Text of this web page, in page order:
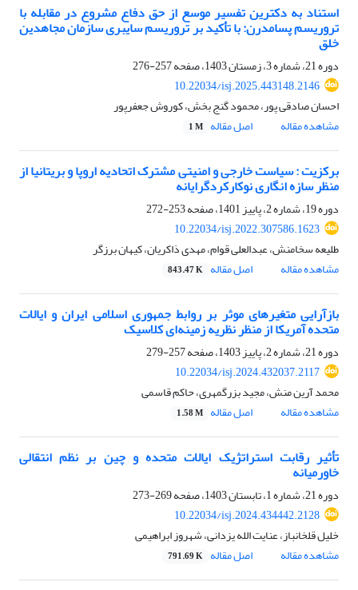
استناد به دکترین تفسیر موسع از حق دفاع مشروع در مقابله با
تروریسم پسامدرن: با تأکید بر تروریسم سایبری سازمان مجاهدین
خلق
دوره 21، شماره 3، زمستان 1403، صفحه
257-276
10.22034/isj.2025.443148.2146
احسان صادقی پور، محمود گنج بخش، کوروش جعفرپور
مشاهده مقاله
اصل مقاله 1 M
برکزیت : سیاست خارجی و امنیتی مشترک اتحادیه اروپا و بریتانیا از
منظر سازه انگاری نوکارکردگرایانه
دوره 19، شماره 2، پاییز 1401، صفحه
253-272
10.22034/isj.2022.307586.1623
طلیعه سخامنش، عبدالعلی قوام، مهدی ذاکریان، کیهان برزگر
مشاهده مقاله
اصل مقاله 843.47 K
بازآرایی متغیرهای موثر بر روابط جمهوری اسلامی ایران و ایالات
متحده آمریکا از منظر نظریه زمینه‌ای کلاسیک
دوره 21، شماره 2، پاییز 1403، صفحه
257-279
10.22034/isj.2024.432037.2117
محمد آرین منش، مجید بزرگمهری، حاکم قاسمی
مشاهده مقاله
اصل مقاله 1.58 M
تأثیر رقابت استراتژیک ایالات‌ متحده و چین بر نظم انتقالی
خاورمیانه
دوره 21، شماره 1، تابستان 1403، صفحه
269-273
10.22034/isj.2024.434442.2128
خلیل قلخانباز، عنایت الله یزدانی، شهروز ابراهیمی
مشاهده مقاله
اصل مقاله 791.69 K